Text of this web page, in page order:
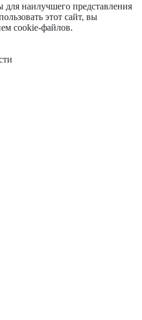
наилучшего представления
этот сайт, вы
cookie-файлов.